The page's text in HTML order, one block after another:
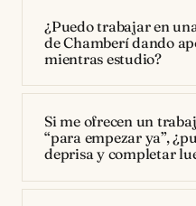
¿Puedo trabajar en
de Chamberí dando
mientras estudio?
Si me ofrecen un
“para empezar ya”,
deprisa y completar